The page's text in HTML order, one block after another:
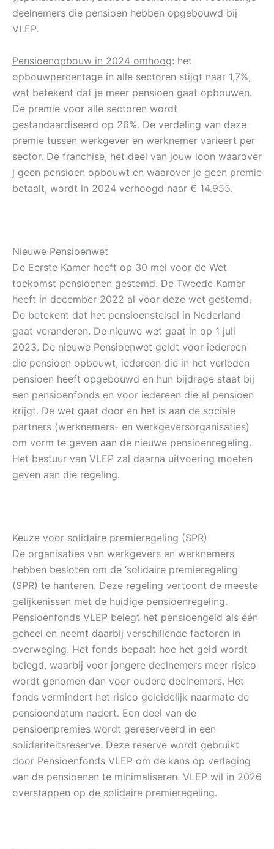
deelnemers die pensioen hebben opgebouwd bij
VLEP.
Pensioenopbouw in 2024 omhoog: het
opbouwpercentage in alle sectoren stijgt naar 1,7%,
wat betekent dat je meer pensioen gaat opbouwen.
De premie voor alle sectoren wordt
gestandaardiseerd op 26%. De verdeling van deze
premie tussen werkgever en werknemer varieert per
sector. De franchise, het deel van jouw loon waarover
j geen pensioen opbouwt en waarover je geen premie
betaalt, wordt in 2024 verhoogd naar € 14.955.
Nieuwe Pensioenwet
De Eerste Kamer heeft op 30 mei voor de Wet
toekomst pensioenen gestemd. De Tweede Kamer
heeft in december 2022 al voor deze wet gestemd.
De betekent dat het pensioenstelsel in Nederland
gaat veranderen. De nieuwe wet gaat in op 1 juli
2023. De nieuwe Pensioenwet geldt voor iedereen
die pensioen opbouwt, iedereen die in het verleden
pensioen heeft opgebouwd en hun bijdrage staat bij
een pensioenfonds en voor iedereen die al pensioen
krijgt. De wet gaat door en het is aan de sociale
partners (werknemers- en werkgeversorganisaties)
om vorm te geven aan de nieuwe pensioenregeling.
Het bestuur van VLEP zal daarna uitvoering moeten
geven aan die regeling.
Keuze voor solidaire premieregeling (SPR)
De organisaties van werkgevers en werknemers
hebben besloten om de ‘solidaire premieregeling’
(SPR) te hanteren. Deze regeling vertoont de meeste
gelijkenissen met de huidige pensioenregeling.
Pensioenfonds VLEP belegt het pensioengeld als één
geheel en neemt daarbij verschillende factoren in
overweging. Het fonds bepaalt hoe het geld wordt
belegd, waarbij voor jongere deelnemers meer risico
wordt genomen dan voor oudere deelnemers. Het
fonds vermindert het risico geleidelijk naarmate de
pensioendatum nadert. Een deel van de
pensioenpremies wordt gereserveerd in een
solidariteitsreserve. Deze reserve wordt gebruikt
door Pensioenfonds VLEP om de kans op verlaging
van de pensioenen te minimaliseren. VLEP wil in 2026
overstappen op de solidaire premieregeling.